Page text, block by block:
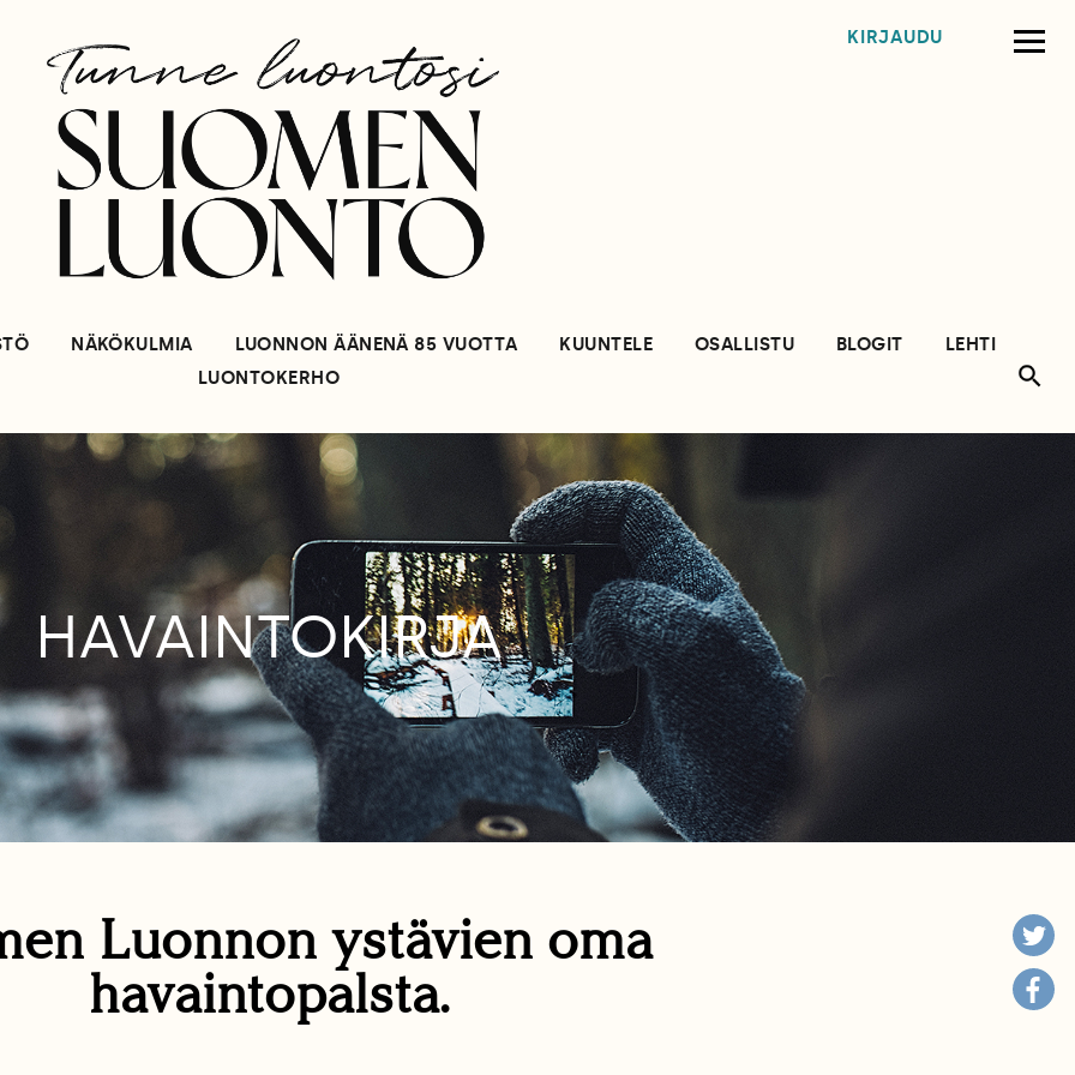
KIRJAUDU
NÄKÖKULMIA LUONNON ÄÄNENÄ 85 VUOTTA KUUNTELE OSALLISTU BLOGIT
LEHTI
LUONTOKERHO
HAVAINTOKIRJA
Luonnon ystävien oma
havaintopalsta.